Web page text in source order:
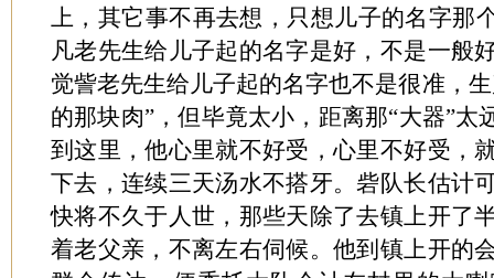
上，其它事不再去想，只想儿子的名字那
凡老先生给儿子起的名字是好，不是一般
觉訾老先生给儿子起的名字也不是很准，
的那块肉”，但毕竟太小，距离那“大器”太
到这里，他心里就不好受，心里不好受，
下去，连续三天汤水不搭牙。砦队长估计
快将不久于人世，那些天除了去镇上开了
着老父亲，不离左右伺候。他到镇上开的